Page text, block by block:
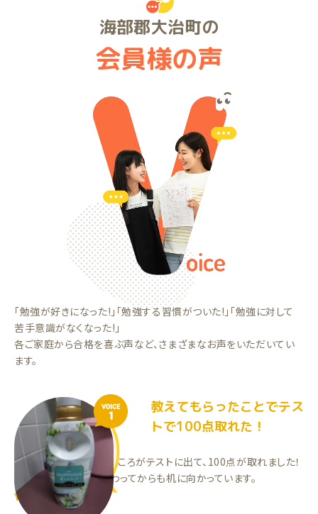
海部郡大治町の
会員様の声
「勉強が好きになった!」「勉強する習慣がついた!」「勉強に対して
苦手意識がなくなった!」
各ご家庭から合格を喜ぶ声など、さまざまなお声をいただいてい
ます。
VOICE
1
教えてもらったことでテス
トで100点取れた！
先生に教えてもらったところがテストに出て、100点が取れました！
勉強時間が増えて、終わってからも机に向かっています。
YYちゃん（高2）